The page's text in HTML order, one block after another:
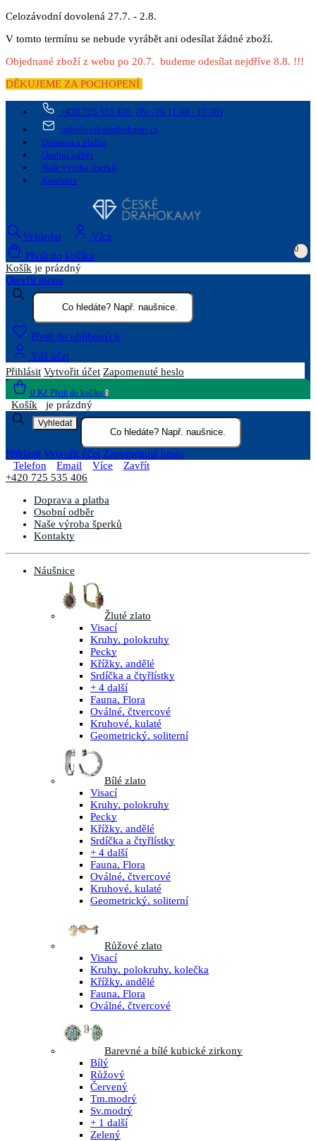
Celozávodní dovolená 27.7. - 2.8.
V tomto termínu se nebude vyrábět ani odesílat žádné zboží.
Objednané zboží z webu po 20.7. budeme odesílat nejdříve 8.8. !!!
DĚKUJEME ZA POCHOPENÍ
+420 725 535 406 (Po - Pá 11:00 - 17:00)
info@ceskedrahokamy.cz
Doprava a platba
Osobní odběr
Naše výroba šperků
Kontakty
Vyhledat
Více
Přejít do košíku
0
Košík je prázdný
Otevřít menu
Přejít do oblíbených
Váš účet
Přihlásit Vytvořit účet Zapomenuté heslo
0 Kč Přejít do košíku 0
Košík je prázdný
Vyhledat
Přihlásit Vytvořit účet Zapomenuté heslo
Telefon
Email Více
Zavřít
+420 725 535 406
Doprava a platba
Osobní odběr
Naše výroba šperků
Kontakty
Náušnice
Žluté zlato
Visací
Kruhy, polokruhy
Pecky
Křížky, andělé
Srdíčka a čtyřlístky
+ 4 další
Fauna, Flora
Oválné, čtvercové
Kruhové, kulaté
Geometrický, soliterní
Bílé zlato
Visací
Kruhy, polokruhy
Pecky
Křížky, andělé
Srdíčka a čtyřlístky
+ 4 další
Fauna, Flora
Oválné, čtvercové
Kruhové, kulaté
Geometrický, soliterní
Růžové zlato
Visací
Kruhy, polokruhy, kolečka
Křížky, andělé
Fauna, Flora
Oválné, čtvercové
Barevné a bílé kubické zirkony
Bílý
Růžový
Červený
Tm.modrý
Sv.modrý
+ 1 další
Zelený